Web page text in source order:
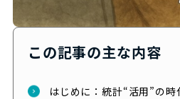
この記事の主な内容
はじめに：統計“活用”の時